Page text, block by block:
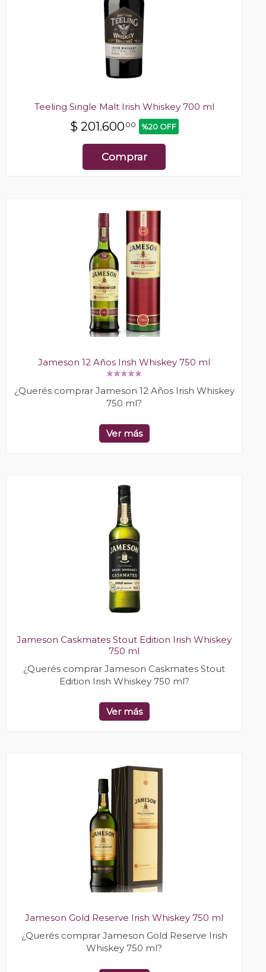
Teeling Single Malt Irish Whiskey 700 ml
$ 201.60000 %20 OFF
Comprar
Jameson 12 Años Irish Whiskey 750 ml
¿Querés comprar Jameson 12 Años Irish Whiskey
750 ml?
Ver más
Jameson Caskmates Stout Edition Irish Whiskey
750 ml
¿Querés comprar Jameson Caskmates Stout
Edition Irish Whiskey 750 ml?
Ver más
Jameson Gold Reserve Irish Whiskey 750 ml
¿Querés comprar Jameson Gold Reserve Irish
Whiskey 750 ml?